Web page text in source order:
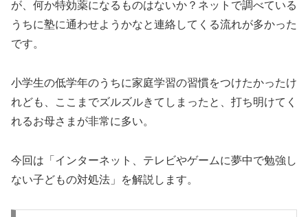
が、何か特効薬になるものはないか？ネットで調べている
うちに塾に通わせようかなと連絡してくる流れが多かった
です。
小学生の低学年のうちに家庭学習の習慣をつけたかったけ
れども、ここまでズルズルきてしまったと、打ち明けてく
れるお母さまが非常に多い。
今回は「インターネット、テレビやゲームに夢中で勉強し
ない子どもの対処法」を解説します。